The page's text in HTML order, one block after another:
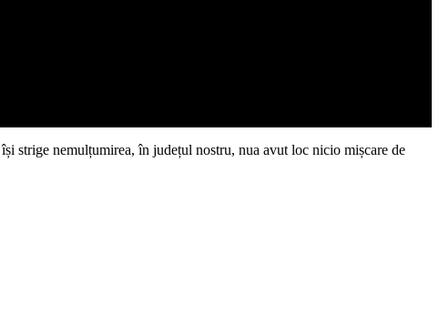
strige nemulțumirea, în județul nostru, nua avut loc nicio mișcare de